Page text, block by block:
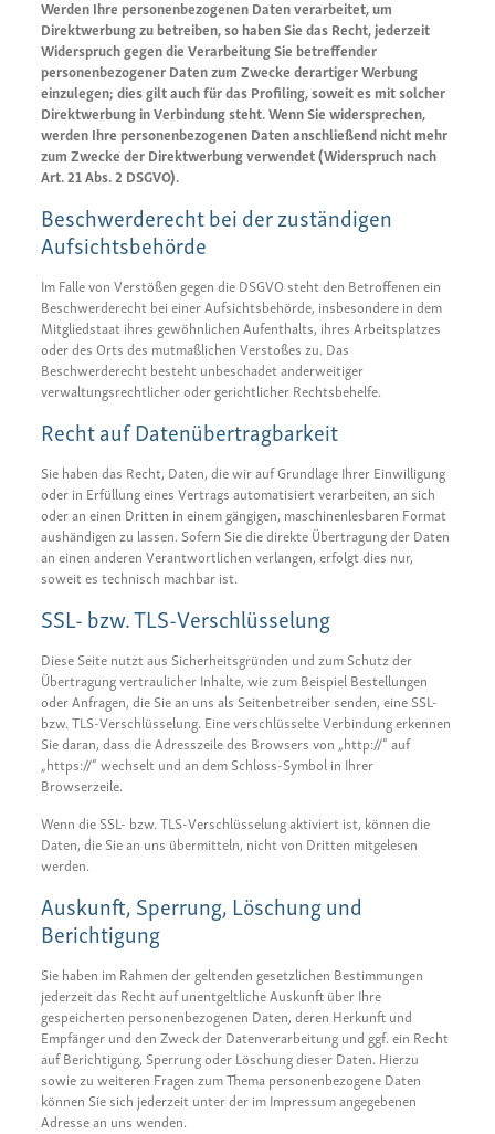
Werden Ihre personenbezogenen Daten verarbeitet, um
Direktwerbung zu betreiben, so haben Sie das Recht, jederzeit
Widerspruch gegen die Verarbeitung Sie betreffender
personenbezogener Daten zum Zwecke derartiger Werbung
einzulegen; dies gilt auch für das Profiling, soweit es mit solcher
Direktwerbung in Verbindung steht. Wenn Sie widersprechen,
werden Ihre personenbezogenen Daten anschließend nicht mehr
zum Zwecke der Direktwerbung verwendet (Widerspruch nach
Art. 21 Abs. 2 DSGVO).
Beschwerderecht bei der zuständigen
Aufsichtsbehörde
Im Falle von Verstößen gegen die DSGVO steht den Betroffenen ein
Beschwerderecht bei einer Aufsichtsbehörde, insbesondere in dem
Mitgliedstaat ihres gewöhnlichen Aufenthalts, ihres Arbeitsplatzes
oder des Orts des mutmaßlichen Verstoßes zu. Das
Beschwerderecht besteht unbeschadet anderweitiger
verwaltungsrechtlicher oder gerichtlicher Rechtsbehelfe.
Recht auf Datenübertragbarkeit
Sie haben das Recht, Daten, die wir auf Grundlage Ihrer Einwilligung
oder in Erfüllung eines Vertrags automatisiert verarbeiten, an sich
oder an einen Dritten in einem gängigen, maschinenlesbaren Format
aushändigen zu lassen. Sofern Sie die direkte Übertragung der Daten
an einen anderen Verantwortlichen verlangen, erfolgt dies nur,
soweit es technisch machbar ist.
SSL- bzw. TLS-Verschlüsselung
Diese Seite nutzt aus Sicherheitsgründen und zum Schutz der
Übertragung vertraulicher Inhalte, wie zum Beispiel Bestellungen
oder Anfragen, die Sie an uns als Seitenbetreiber senden, eine SSL-
bzw. TLS-Verschlüsselung. Eine verschlüsselte Verbindung erkennen
Sie daran, dass die Adresszeile des Browsers von „http://“ auf
„https://“ wechselt und an dem Schloss-Symbol in Ihrer
Browserzeile.
Wenn die SSL- bzw. TLS-Verschlüsselung aktiviert ist, können die
Daten, die Sie an uns übermitteln, nicht von Dritten mitgelesen
werden.
Auskunft, Sperrung, Löschung und
Berichtigung
Sie haben im Rahmen der geltenden gesetzlichen Bestimmungen
jederzeit das Recht auf unentgeltliche Auskunft über Ihre
gespeicherten personenbezogenen Daten, deren Herkunft und
Empfänger und den Zweck der Datenverarbeitung und ggf. ein Recht
auf Berichtigung, Sperrung oder Löschung dieser Daten. Hierzu
sowie zu weiteren Fragen zum Thema personenbezogene Daten
können Sie sich jederzeit unter der im Impressum angegebenen
Adresse an uns wenden.